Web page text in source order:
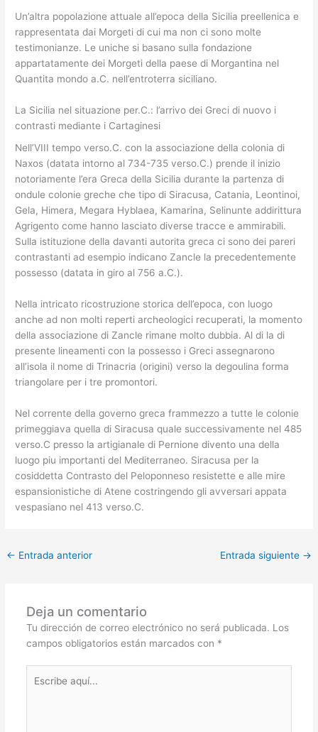
Un’altra popolazione attuale all’epoca della Sicilia preellenica e
rappresentata dai Morgeti di cui ma non ci sono molte
testimonianze. Le uniche si basano sulla fondazione
appartatamente dei Morgeti della paese di Morgantina nel
Quantita mondo a.C. nell’entroterra siciliano.
La Sicilia nel situazione per.C.: l’arrivo dei Greci di nuovo i
contrasti mediante i Cartaginesi
Nell’VIII tempo verso.C. con la associazione della colonia di
Naxos (datata intorno al 734-735 verso.C.) prende il inizio
notoriamente l’era Greca della Sicilia durante la partenza di
ondule colonie greche che tipo di Siracusa, Catania, Leontinoi,
Gela, Himera, Megara Hyblaea, Kamarina, Selinunte addirittura
Agrigento come hanno lasciato diverse tracce e ammirabili.
Sulla istituzione della davanti autorita greca ci sono dei pareri
contrastanti ad esempio indicano Zancle la precedentemente
possesso (datata in giro al 756 a.C.).
Nella intricato ricostruzione storica dell’epoca, con luogo
anche ad non molti reperti archeologici recuperati, la momento
della associazione di Zancle rimane molto dubbia. Al di la di
presente lineamenti con la possesso i Greci assegnarono
all’isola il nome di Trinacria (origini) verso la degoulina forma
triangolare per i tre promontori.
Nel corrente della governo greca frammezzo a tutte le colonie
primeggiava quella di Siracusa quale successivamente nel 485
verso.C presso la artigianale di Pernione divento una della
luogo piu importanti del Mediterraneo. Siracusa per la
cosiddetta Contrasto del Peloponneso resistette e alle mire
espansionistiche di Atene costringendo gli avversari appata
vespasiano nel 413 verso.C.
← Entrada anterior Entrada siguiente →
Deja un comentario
Tu dirección de correo electrónico no será publicada. Los
campos obligatorios están marcados con *
aquí...